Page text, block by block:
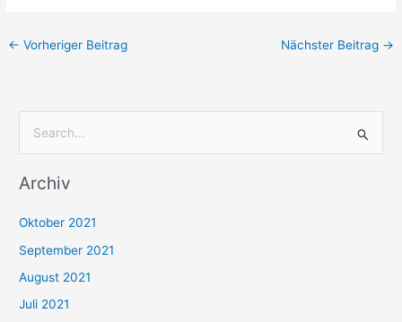
← Vorheriger Beitrag Nächster Beitrag →
c
n
n
a
Archiv
Oktober 2021
September 2021
August 2021
Juli 2021